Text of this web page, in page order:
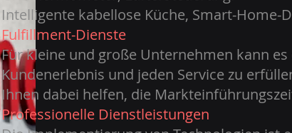
Intelligente kabellose Küche, Smart-Home-
Fulfillment-Dienste
Für kleine und große Unternehmen kann
Kundenerlebnis und jeden Service zu
Ihnen dabei helfen, die
Professionelle Dienstleistungen